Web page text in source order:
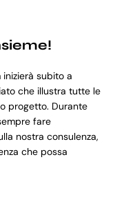
subito a
che illustra tutte le
progetto. Durante
fare
nostra consulenza,
che possa